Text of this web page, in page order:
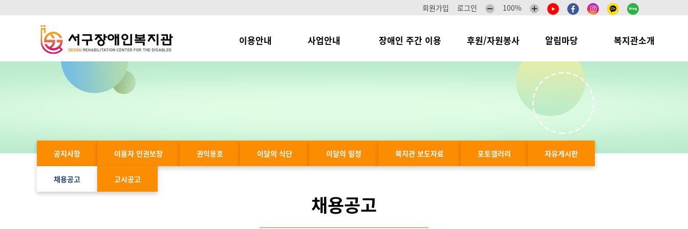
회원가입 로그인 100%
이용안내 사업안내 장애인 주간 이용 후원/자원봉사 알림마당 복지관소개
공지사항 이용자 인권보장 권익옹호 이달의 식단 이달의 일정 복지관 보도자료 포토갤러리 자유게시판
채용공고 고시공고
채용공고